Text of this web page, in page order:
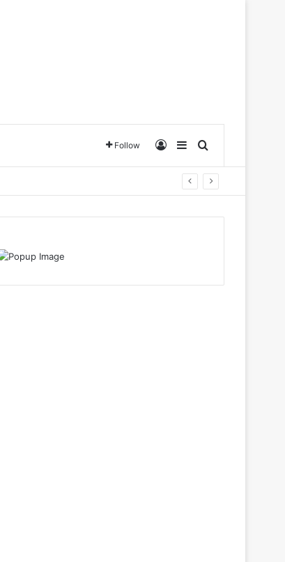
Follow Log InSidebarSearch for